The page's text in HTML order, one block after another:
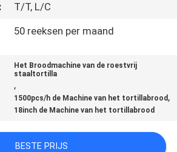
T/T, L/C
50 reeksen per maand
Het Broodmachine van de roestvrij
staaltortilla
,
1500pcs/h de Machine van het tortillabrood ,
18inch de Machine van het tortillabrood
BESTE PRIJS